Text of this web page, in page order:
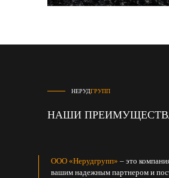
НЕРУДГРУПП
НАШИ
ООО «Нерудгрупп» – это
вашим надежным партнером и